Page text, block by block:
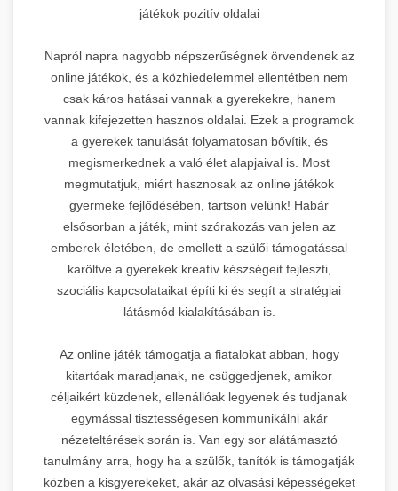
játékok pozitív oldalai
Napról napra nagyobb népszerűségnek örvendenek az
online játékok, és a közhiedelemmel ellentétben nem
csak káros hatásai vannak a gyerekekre, hanem
vannak kifejezetten hasznos oldalai. Ezek a programok
a gyerekek tanulását folyamatosan bővítik, és
megismerkednek a való élet alapjaival is. Most
megmutatjuk, miért hasznosak az online játékok
gyermeke fejlődésében, tartson velünk! Habár
elsősorban a játék, mint szórakozás van jelen az
emberek életében, de emellett a szülői támogatással
karöltve a gyerekek kreatív készségeit fejleszti,
szociális kapcsolataikat építi ki és segít a stratégiai
látásmód kialakításában is.
Az online játék támogatja a fiatalokat abban, hogy
kitartóak maradjanak, ne csüggedjenek, amikor
céljaikért küzdenek, ellenállóak legyenek és tudjanak
egymással tisztességesen kommunikálni akár
nézeteltérések során is. Van egy sor alátámasztó
tanulmány arra, hogy ha a szülők, tanítók is támogatják
közben a kisgyerekeket, akár az olvasási képességeket